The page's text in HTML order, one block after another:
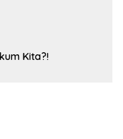
Kita?!